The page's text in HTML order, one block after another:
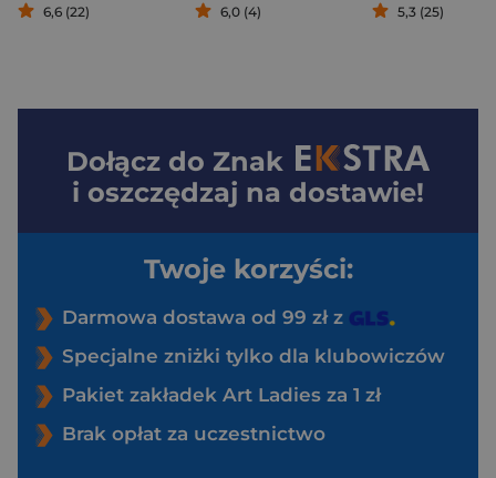
6,6 (22) 6,0 (4) 5,3 (25)
Dołącz do Znak
i oszczędzaj na dostawie!
Twoje korzyści:
Darmowa dostawa od 99 zł z
Specjalne zniżki tylko dla klubowiczów
Pakiet zakładek Art Ladies za 1 zł
Brak opłat za uczestnictwo